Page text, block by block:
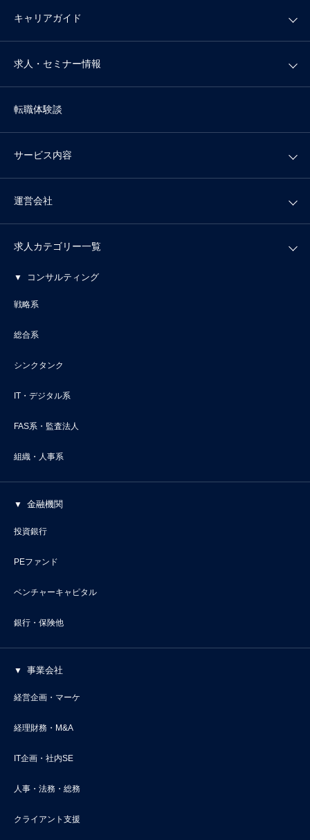
キャリアガイド
求人・セミナー情報
転職体験談
サービス内容
運営会社
求人カテゴリー一覧
コンサルティング
戦略系
総合系
シンクタンク
IT・デジタル系
FAS系・監査法人
組織・人事系
金融機関
投資銀行
PEファンド
ベンチャーキャピタル
銀行・保険他
事業会社
経営企画・マーケ
経理財務・M&A
IT企画・社内SE
人事・法務・総務
クライアント支援